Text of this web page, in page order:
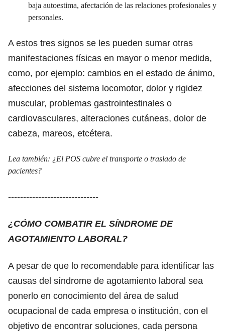
baja autoestima, afectación de las relaciones profesionales y
personales.
A estos tres signos se les pueden sumar otras
manifestaciones físicas en mayor o menor medida,
como, por ejemplo: cambios en el estado de ánimo,
afecciones del sistema locomotor, dolor y rigidez
muscular, problemas gastrointestinales o
cardiovasculares, alteraciones cutáneas, dolor de
cabeza, mareos, etcétera.
Lea también: ¿El POS cubre el transporte o traslado de
pacientes?
------------------------------
¿CÓMO COMBATIR EL SÍNDROME DE
AGOTAMIENTO LABORAL?
A pesar de que lo recomendable para identificar las
causas del síndrome de agotamiento laboral sea
ponerlo en conocimiento del área de salud
ocupacional de cada empresa o institución, con el
objetivo de encontrar soluciones, cada persona